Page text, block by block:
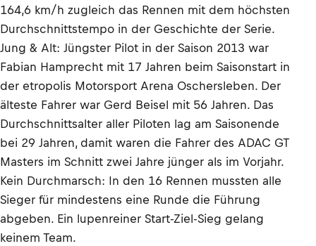
164,6 km/h zugleich das Rennen mit dem höchsten
Durchschnittstempo in der Geschichte der Serie.
Jung & Alt: Jüngster Pilot in der Saison 2013 war
Fabian Hamprecht mit 17 Jahren beim Saisonstart in
der etropolis Motorsport Arena Oschersleben. Der
älteste Fahrer war Gerd Beisel mit 56 Jahren. Das
Durchschnittsalter aller Piloten lag am Saisonende
bei 29 Jahren, damit waren die Fahrer des ADAC GT
Masters im Schnitt zwei Jahre jünger als im Vorjahr.
Kein Durchmarsch: In den 16 Rennen mussten alle
Sieger für mindestens eine Runde die Führung
abgeben. Ein lupenreiner Start-Ziel-Sieg gelang
keinem Team.